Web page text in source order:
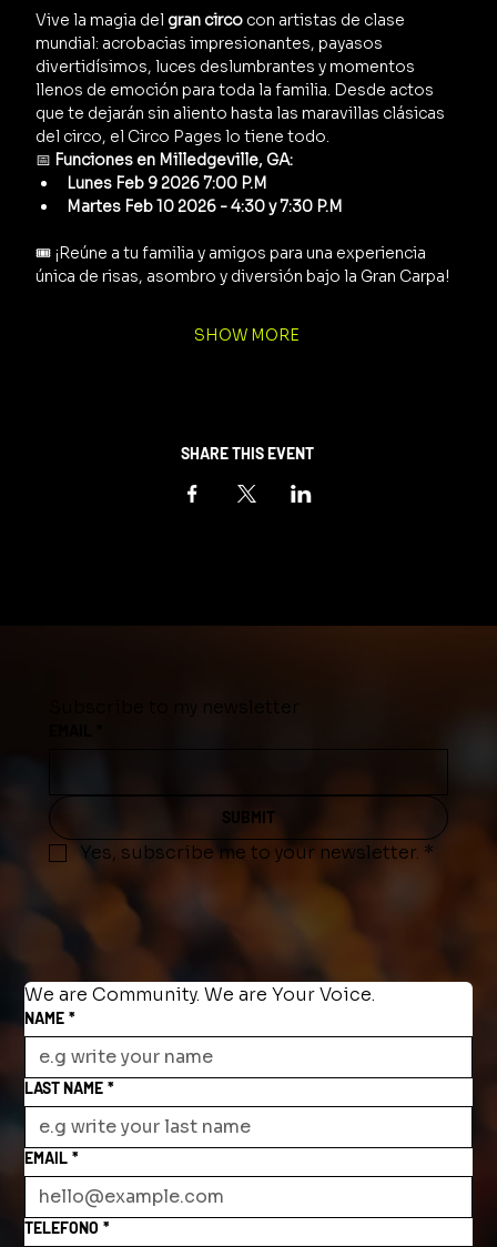
Vive la magia del gran circo con artistas de clase
mundial: acrobacias impresionantes, payasos
divertidísimos, luces deslumbrantes y momentos
llenos de emoción para toda la familia. Desde actos
que te dejarán sin aliento hasta las maravillas clásicas
del circo, el Circo Pages lo tiene todo.
📅 Funciones en Milledgeville, GA:
Lunes Feb 9 2026 7:00 P.M
Martes Feb 10 2026 - 4:30 y 7:30 P.M
🎟️ ¡Reúne a tu familia y amigos para una experiencia
única de risas, asombro y diversión bajo la Gran Carpa!
SHOW MORE
SHARE THIS EVENT
Subscribe to my newsletter
SUBMIT
Yes, subscribe me to your newsletter. *
We are Community. We are Your Voice.
NAME *
LAST NAME *
EMAIL *
TELEFONO *